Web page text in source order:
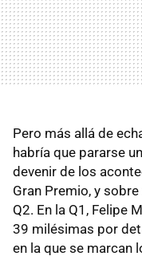
Pero más allá de
habría que pararse
devenir de los
Gran Premio, y
Q2. En la Q1, Felipe
39 milésimas por
en la que se marcan